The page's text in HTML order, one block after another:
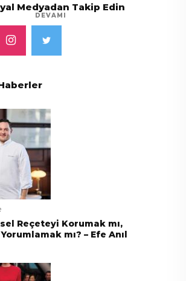
DEVAMI
Medyadan Takip Edin
Reçeteyi Korumak mı,
mı? – Efe Anıl